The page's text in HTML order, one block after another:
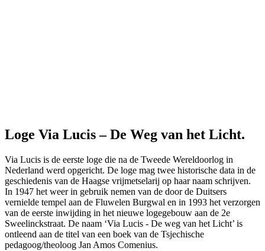
Loge Via Lucis – De Weg van het Licht.
Via Lucis is de eerste loge die na de Tweede Wereldoorlog in
Nederland werd opgericht. De loge mag twee historische data in de
geschiedenis van de Haagse vrijmetselarij op haar naam schrijven.
In 1947 het weer in gebruik nemen van de door de Duitsers
vernielde tempel aan de Fluwelen Burgwal en in 1993 het verzorgen
van de eerste inwijding in het nieuwe logegebouw aan de 2e
Sweelinckstraat. De naam ‘Via Lucis - De weg van het Licht’ is
ontleend aan de titel van een boek van de Tsjechische
pedagoog/theoloog Jan Amos Comenius.